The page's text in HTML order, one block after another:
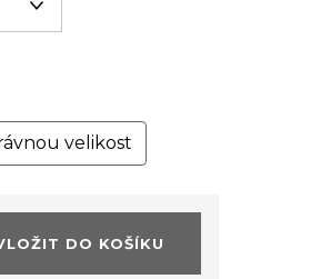
velikost
DO KOŠÍKU